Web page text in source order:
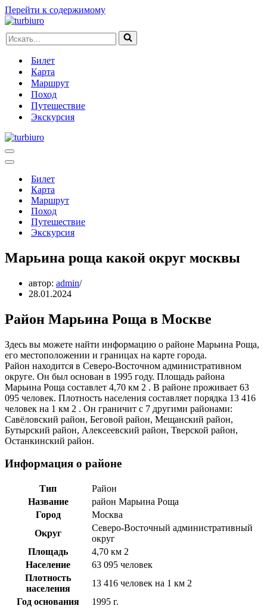
Перейти к содержимому
Искать...
Билет
Карта
Маршрут
Поход
Путешествие
Экскурсия
Меню
навигации
Меню
навигацииБилет
Карта
Маршрут
Поход
Путешествие
Экскурсия
Марьина роща какой округ москвы
автор: admin
28.01.2024
Район Марьина Роща в Москве
Здесь вы можете найти информацию о районе Марьина Роща,
его местоположении и границах на карте города.
Район находится в Северо-Восточном административном
округе. Он был основан в 1995 году. Площадь района
Марьина Роща составлет 4,70 км 2 . В районе проживает 63
095 человек. Плотность населения составляет порядка 13 416
человек на 1 км 2 . Он граничит с 7 другими районами:
Савёловский район, Беговой район, Мещанский район,
Бутырский район, Алексеевский район, Тверской район,
Останкинский район.
Информация о районе
Тип
Район
Название
район Марьина Роща
Город
Москва
Округ
Северо-Восточный административный
округ
Площадь
4,70 км 2
Население
63 095 человек
Плотность
населения
13 416 человек на 1 км 2
Год основания
1995 г.